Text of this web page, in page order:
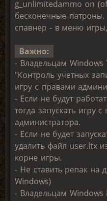
g_unlimitedammo on
бесконечные патроны.
спавнер - в меню
Важно:
- Владельцам
"Контроль учетных
игру с правами
- Если не будут
тогда запускать игру
администратора.
- Если не будет
удалить файл user.ltx
корне игры.
- Не ставить репак на
Windows)
- Владельцам Windows